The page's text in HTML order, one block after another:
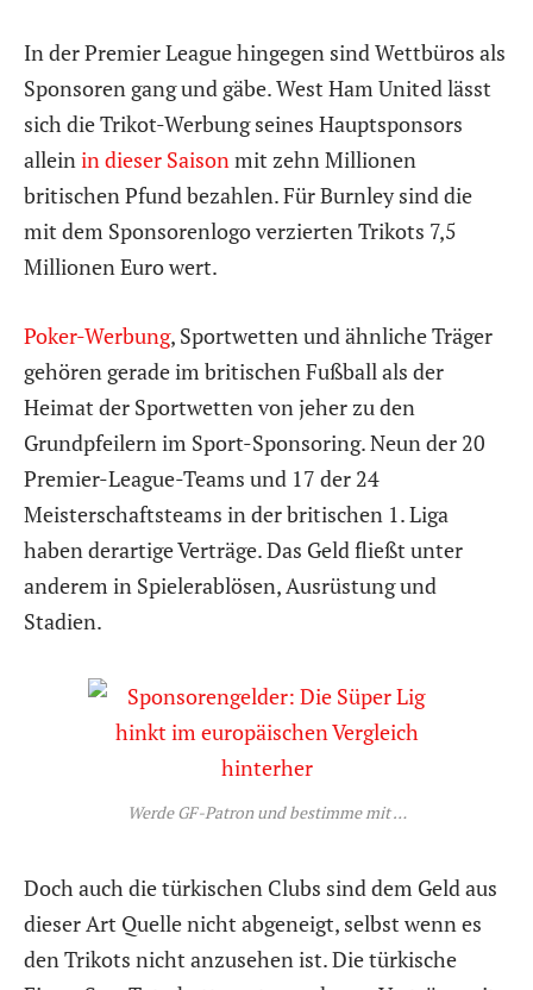
In der Premier League hingegen sind Wettbüros als
Sponsoren gang und gäbe. West Ham United lässt
sich die Trikot-Werbung seines Hauptsponsors
alleinin dieser Saisonmit zehn Millionen
britischen Pfund bezahlen. Für Burnley sind die
mit dem Sponsorenlogo verzierten Trikots 7,5
Millionen Euro wert.
Poker-Werbung, Sportwetten und ähnliche Träger
gehören gerade im britischen Fußball als der
Heimat der Sportwetten von jeher zu den
Grundpfeilern im Sport-Sponsoring. Neun der 20
Premier-League-Teams und 17 der 24
Meisterschaftsteams in der britischen 1. Liga
haben derartige Verträge. Das Geld fließt unter
anderem in Spielerablösen, Ausrüstung und
Stadien.
Werde GF-Patron und bestimme mit …
Doch auch die türkischen Clubs sind dem Geld aus
dieser Art Quelle nicht abgeneigt, selbst wenn es
den Trikots nicht anzusehen ist. Die türkische